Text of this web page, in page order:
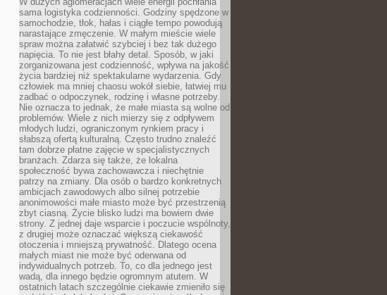
sama logistyka codzienności. Godziny spędzone w
samochodzie, tłok, hałas i ciągłe tempo powodują
narastające zmęczenie. W małym mieście wiele
spraw można załatwić szybciej i bez tak dużego
napięcia. To nie jest błahy detal. Sposób, w jaki
zorganizowana jest codzienność, wpływa na jakość
życia bardziej niż spektakularne wydarzenia. Gdy
człowiek ma mniej chaosu wokół siebie, łatwiej mu
zadbać o odpoczynek, rodzinę i własne potrzeby.
Nie oznacza to jednak, że małe miasta są wolne od
problemów. Wiele z nich mierzy się z odpływem
młodych ludzi, ograniczonym rynkiem pracy i
słabszą ofertą kulturalną. Często trudno znaleźć
tam dobrze płatne zajęcie w specjalistycznych
branżach. Zdarza się także, że lokalna
społeczność bywa zachowawcza i niechętnie
patrzy na zmiany. Dla osób o bardzo konkretnych
ambicjach zawodowych albo silnej potrzebie
anonimowości małe miasto może być przestrzenią
zbyt ciasną. Życie blisko ludzi ma bowiem dwie
strony. Z jednej daje wsparcie i poczucie wspólnoty,
z drugiej może oznaczać większą ciekawość
otoczenia i mniejszą prywatność. Dlatego ocena
małych miast nie może być oderwana od
indywidualnych potrzeb. To, co dla jednego jest
wadą, dla innego będzie ogromnym atutem. W
ostatnich latach szczególnie ciekawie zmieniło się